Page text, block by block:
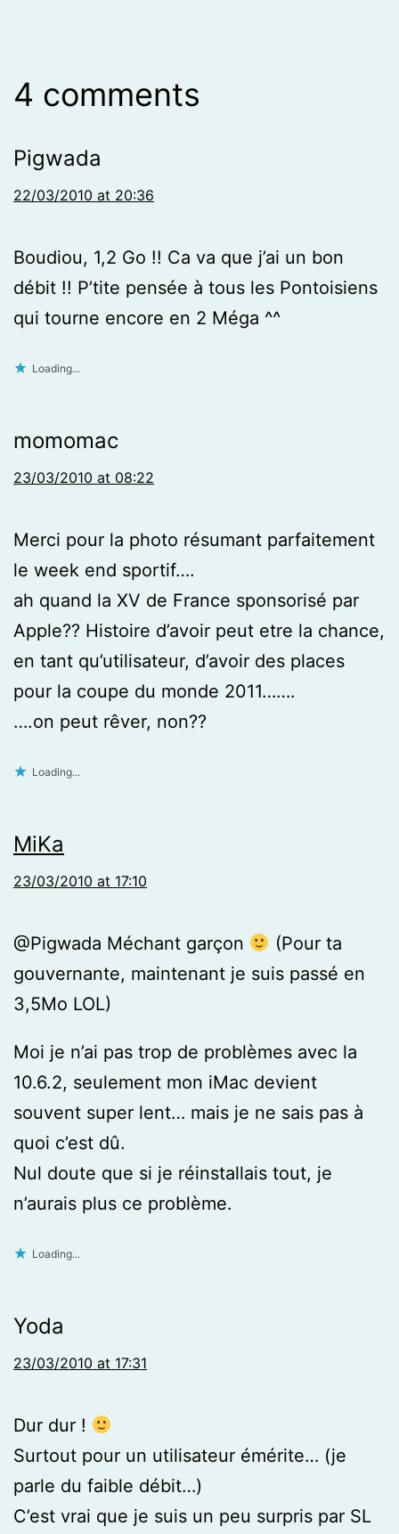
4 comments
Pigwada
22/03/2010 at 20:36
Boudiou, 1,2 Go !! Ca va que j’ai un bon
débit !! P’tite pensée à tous les Pontoisiens
qui tourne encore en 2 Méga ^^
Loading...
momomac
23/03/2010 at 08:22
Merci pour la photo résumant parfaitement
le week end sportif….
ah quand la XV de France sponsorisé par
Apple?? Histoire d’avoir peut etre la chance,
en tant qu’utilisateur, d’avoir des places
pour la coupe du monde 2011…….
….on peut rêver, non??
Loading...
MiKa
23/03/2010 at 17:10
@Pigwada Méchant garçon
(Pour ta
gouvernante, maintenant je suis passé en
3,5Mo LOL)
Moi je n’ai pas trop de problèmes avec la
10.6.2, seulement mon iMac devient
souvent super lent… mais je ne sais pas à
quoi c’est dû.
Nul doute que si je réinstallais tout, je
n’aurais plus ce problème.
Loading...
Yoda
23/03/2010 at 17:31
Dur dur !
Surtout pour un utilisateur émérite… (je
parle du faible débit…)
C’est vrai que je suis un peu surpris par SL